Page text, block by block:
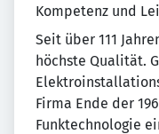
Kompetenz und
Seit über 111
höchste Qualität.
Firma Ende der
Funktechnologie